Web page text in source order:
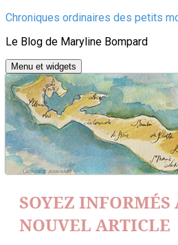
Aller
contenu
Chroniques ordinaires des petits
Le Blog de Maryline Bompard
Menu et widgets
SOYEZ INFORMÉS
NOUVEL ARTICLE